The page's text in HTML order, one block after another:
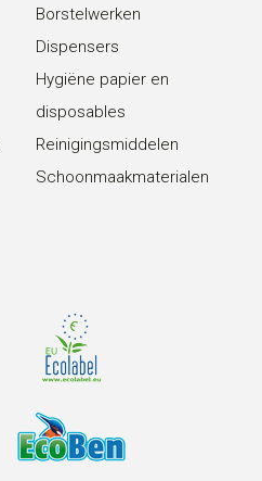
Borstelwerken
Dispensers
Hygiëne papier en
disposables
Reinigingsmiddelen
Schoonmaakmaterialen